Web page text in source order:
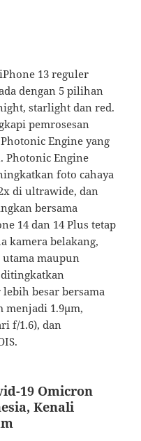
13 reguler
dengan 5 pilihan
starlight dan red.
pemrosesan
Engine yang
Photonic Engine
foto cahaya
di ultrawide, dan
bersama
14 dan 14 Plus tetap
kamera belakang,
maupun
besar bersama
menjadi 1.9µm,
f/1.6), dan
19 Omicron
Kenali